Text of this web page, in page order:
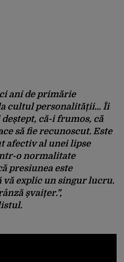
ani de primărie
cultul personalității… Îi
deștept, că-i frumos, că
să fie recunoscut. Este
afectiv al unei lipse
o normalitate
presiunea este
vă explic un singur lucru.
șvaițer.”,